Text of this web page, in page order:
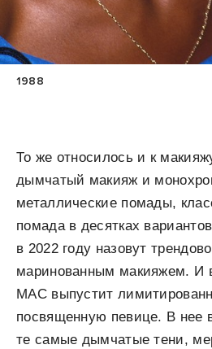
1988
То же относилось и к
дымчатый макияж и
металлические помады,
помада в десятках
в 2022 году назовут
маринованным макияжем. И
MAC выпустит
посвященную певице. В нее
те самые дымчатые тени,